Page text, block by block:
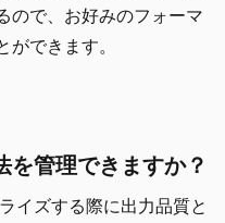
ので、お好みのフォーマ
ができます。
を管理できますか？
イズする際に出力品質と